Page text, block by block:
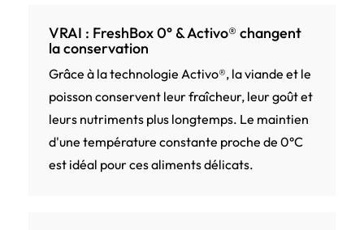
VRAI : FreshBox 0° & Activo® changent
la conservation
Grâce à la technologie Activo®, la viande et le
poisson conservent leur fraîcheur, leur goût et
leurs nutriments plus longtemps. Le maintien
d'une température constante proche de 0°C
est idéal pour ces aliments délicats.